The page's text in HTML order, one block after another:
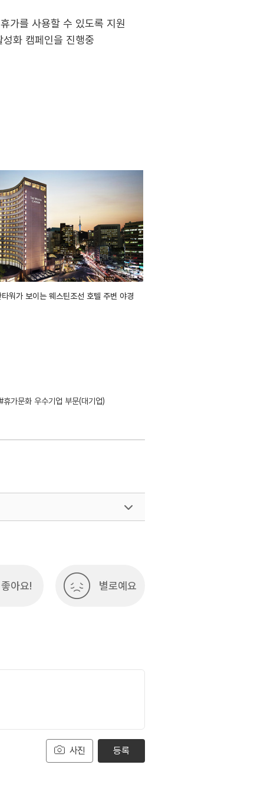
가를 사용할 수 있도록 지원
화 캠페인을 진행중
타워가 보이는 웨스틴조선 호텔 주변 야경
휴가문화 우수기업 부문(대기업)
좋아요! 별로예요
사진 등록